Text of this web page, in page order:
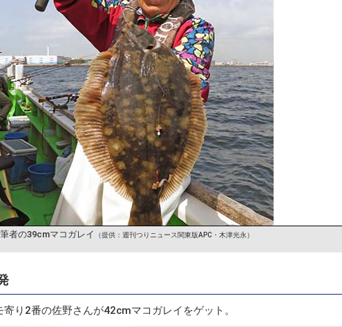
筆者の39cmマコガレイ （提供：週刊つりニュース関東版APC・木津光永）
り2番の佐野さんが42cmマコガレイをゲット。